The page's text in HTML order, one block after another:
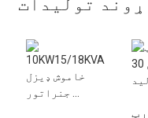
توليدات